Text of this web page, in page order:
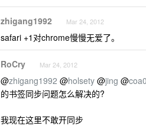
zhigang1992 Mar 24, 2012
safari +1对chrome慢慢无爱了。
RoCry Mar 24, 2012
@zhigang1992 @holsety @jing @
的书签同步问题怎么解决的?
我现在这里不敢开同步